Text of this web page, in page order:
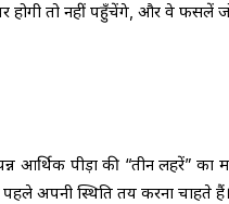
होगी तो नहीं पहुँचेंगे, और वे फसलें
आर्थिक पीड़ा की “तीन लहरें” का
अपनी स्थिति तय करना चाहते हैं।